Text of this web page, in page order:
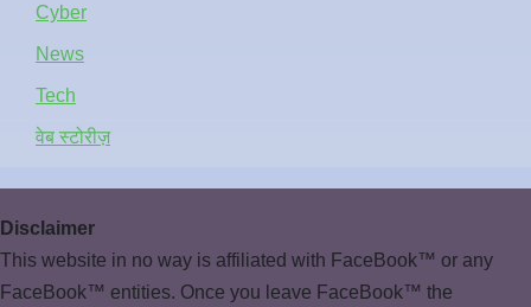
Cyber
News
Tech
वेब स्टोरीज़
Disclaimer
This website in no way is affiliated with FaceBook™ or any
FaceBook™ entities. Once you leave FaceBook™ the